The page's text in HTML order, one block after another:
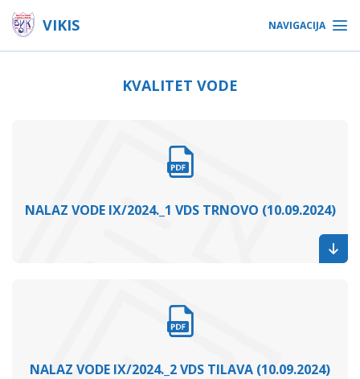
NAVIGACIJA
VIKIS
KVALITET VODE
NALAZ VODE IX/2024._1 VDS TRNOVO (10.09.2024)
NALAZ VODE IX/2024._2 VDS TILAVA (10.09.2024)